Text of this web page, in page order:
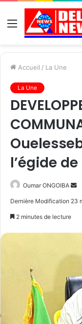
Menu
Accueil / La Une
La Une
l’égide
Oumar ONGOIBA
Dernière Modification 23
2 minutes de lecture